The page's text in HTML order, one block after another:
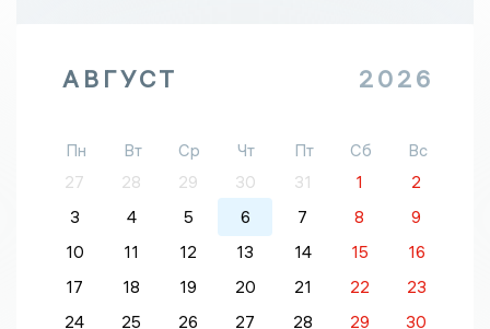
АВГУСТ 2026
Пн Вт Ср Чт Пт Сб
Вс
27
28 29 30 31 1
2
3
4 5 6 7 8
9
10
11 12 13 14 15
16
17
18 19 20 21 22
23
24
25 26 27 28 29
30